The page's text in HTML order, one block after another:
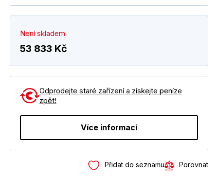
Není skladem
53 833 Kč
Odprodejte staré zařízení a získejte peníze
zpět!
Více informací
Přidat do seznamu Porovnat